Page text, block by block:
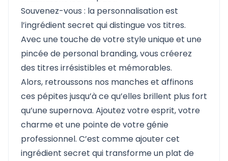
Souvenez-vous : la personnalisation est
l’ingrédient secret qui distingue vos titres.
Avec une touche de votre style unique et une
pincée de personal branding, vous créerez
des titres irrésistibles et mémorables.
Alors, retroussons nos manches et affinons
ces pépites jusqu’à ce qu’elles brillent plus fort
qu’une supernova. Ajoutez votre esprit, votre
charme et une pointe de votre génie
professionnel. C’est comme ajouter cet
ingrédient secret qui transforme un plat de